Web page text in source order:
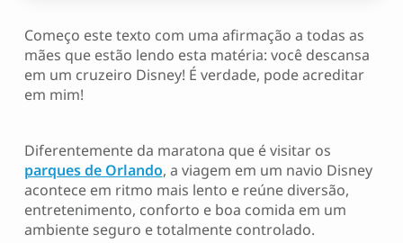
Começo este texto com uma afirmação a todas as
mães que estão lendo esta matéria: você descansa
em um cruzeiro Disney! É verdade, pode acreditar
em mim!
Diferentemente da maratona que é visitar os
parques de Orlando, a viagem em um navio Disney
acontece em ritmo mais lento e reúne diversão,
entretenimento, conforto e boa comida em um
ambiente seguro e totalmente controlado.